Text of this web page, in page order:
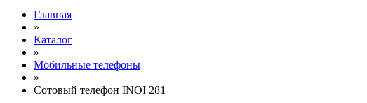
Главная
»
Каталог
»
Мобильные телефоны
»
Сотовый телефон INOI 281